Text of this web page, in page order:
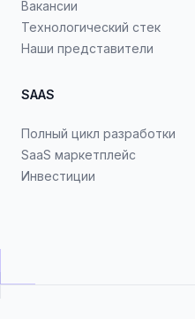
Вакансии
Технологический стек
Наши представители
SAAS
Полный цикл разработки
SaaS маркетплейс
Инвестиции